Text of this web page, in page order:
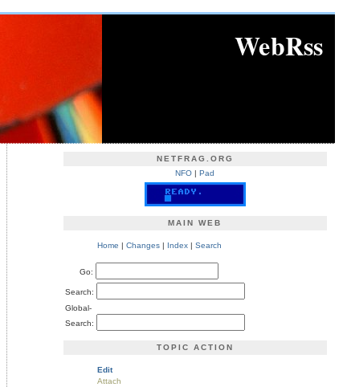
WebRss
NETFRAG.ORG
NFO |Pad
MAIN WEB
Home | Changes| Index| Search
Go:
Search:
Global-
Search:
TOPIC ACTION
Edit
Attach